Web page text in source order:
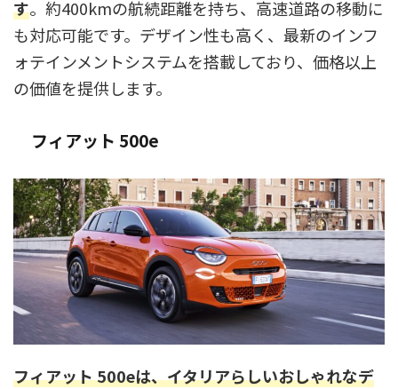
す。約400kmの航続距離を持ち、高速道路の移動に
も対応可能です。デザイン性も高く、最新のインフ
ォテインメントシステムを搭載しており、価格以上
の価値を提供します。
フィアット 500e
フィアット 500eは、イタリアらしいおしゃれなデ